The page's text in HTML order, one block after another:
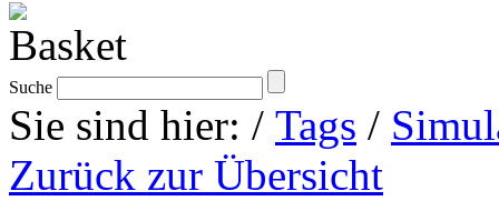
Suche
Sie sind hier: / Tags /
Zurück zur Übersicht